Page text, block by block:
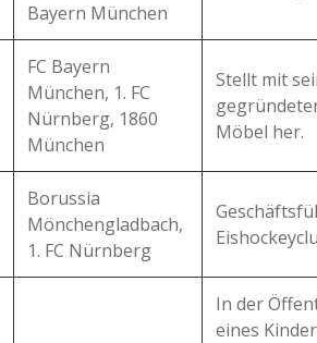
Bayern München
FC Bayern
München, 1. FC
Nürnberg, 1860
München
Stellt mit
Möbel her.
Borussia
Mönchengladbach,
1. FC Nürnberg
In der
eines